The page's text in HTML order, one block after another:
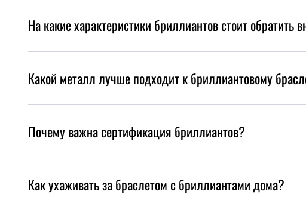
На какие характеристики бриллиантов стоит обратить
Какой металл лучше подходит к бриллиантовому
Почему важна сертификация бриллиантов?
Как ухаживать за браслетом с бриллиантами дома?